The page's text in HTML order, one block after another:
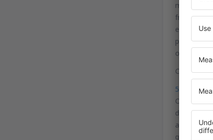
melhor
frente
espera e
o centro
O acesso
do centro
a R7. Para
que leva